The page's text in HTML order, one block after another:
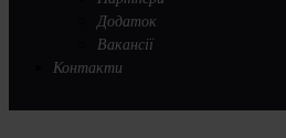
Додаток
Вакансії
Контакти